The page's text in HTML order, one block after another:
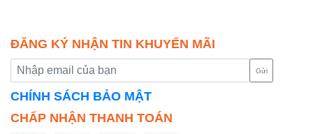
ĐĂNG KÝ NHẬN TIN KHUYẾN MÃI
Gửi
CHÍNH SÁCH BẢO MẬT
CHẤP NHẬN THANH TOÁN